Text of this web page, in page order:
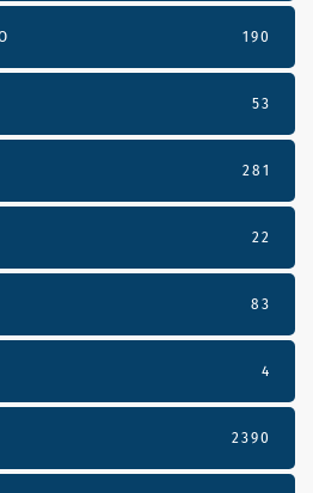
190
53
281
22
83
4
2390